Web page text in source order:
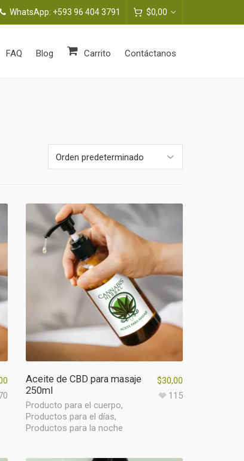
WhatsApp: +593 96 404 3791 $0,00
FAQ Blog Carrito Contáctanos
Aceite de CBD para masaje
250ml
Producto para el cuerpo,
Productos para el días,
Productos para la noche
$30,00
115